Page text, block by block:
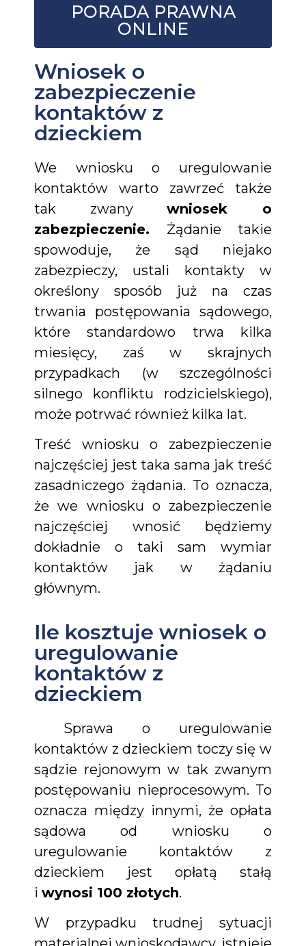
PORADA PRAWNA
ONLINE
Wniosek o
zabezpieczenie
kontaktów z
dzieckiem
We wniosku o uregulowanie
kontaktów warto zawrzeć także
tak zwanywniosek o
zabezpieczenie. Żądanie takie
spowoduje, że sąd niejako
zabezpieczy, ustali kontakty w
określony sposób już na czas
trwania postępowania sądowego,
które standardowo trwa kilka
miesięcy, zaś w skrajnych
przypadkach (w szczególności
silnego konfliktu rodzicielskiego),
może potrwać również kilka lat.
Treść wniosku o zabezpieczenie
najczęściej jest taka sama jak treść
zasadniczego żądania. To oznacza,
że we wniosku o zabezpieczenie
najczęściej wnosić będziemy
dokładnie o taki sam wymiar
kontaktów jak w żądaniu
głównym.
Ile kosztuje wniosek o
uregulowanie
kontaktów z
dzieckiem
Sprawa o uregulowanie
kontaktów z dzieckiem toczy się w
sądzie rejonowym w tak zwanym
postępowaniu nieprocesowym. To
oznacza między innymi, że opłata
sądowa od wniosku o
uregulowanie kontaktów z
dzieckiem jest opłatą stałą
i wynosi 100 złotych.
W przypadku trudnej sytuacji